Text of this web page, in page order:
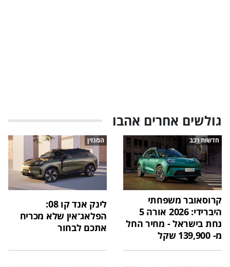
גולשים אחרים אהבו
חדשות רכב
קרוסאובר משפחתי
היברידי: 2026 אורה 5
נחת בישראל - מחיר החל
מ- 139,900 שקל
המגזין
לינק אנד קו 08:
הפלאג־אין שלא מכריח
אתכם לבחור